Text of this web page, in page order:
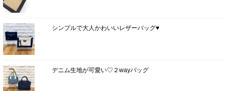
シンプルで大人かわいいレザーバッグ♥
デニム生地が可愛い♡２wayバッグ